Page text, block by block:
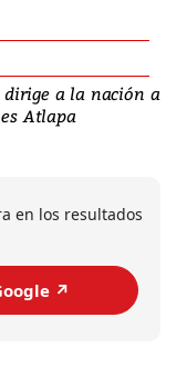
a la nación a
Atlapa
en los resultados
↗️